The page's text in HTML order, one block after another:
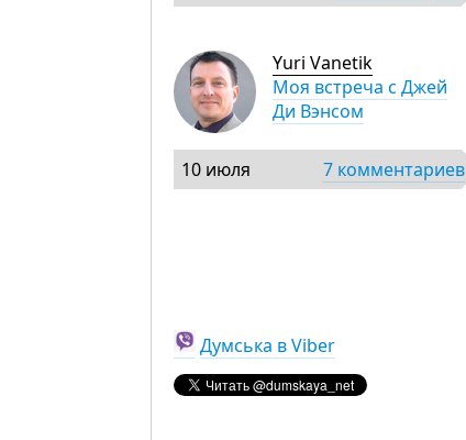
Yuri Vanetik
Моя встреча с Джей
Ди Вэнсом
10 июля 7 комментариев
Думська в Viber